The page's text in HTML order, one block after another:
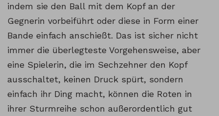
indem sie den Ball mit dem Kopf an der
Gegnerin vorbeiführt oder diese in Form einer
Bande einfach anschießt. Das ist sicher nicht
immer die überlegteste Vorgehensweise, aber
eine Spielerin, die im Sechzehner den Kopf
ausschaltet, keinen Druck spürt, sondern
einfach ihr Ding macht, können die Roten in
ihrer Sturmreihe schon außerordentlich gut